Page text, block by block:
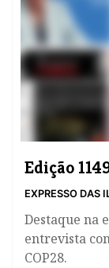
Edição
EXPRESSO DAS
Destaque na
entrevista
COP28.